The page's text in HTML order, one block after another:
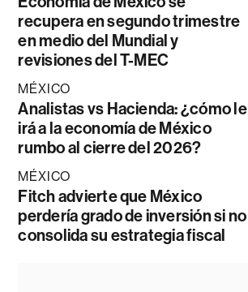
recupera en segundo trimestre
en medio del Mundial y
revisiones del T-MEC
MÉXICO
Analistas vs Hacienda: ¿cómo le
irá a la economía de México
rumbo al cierre del 2026?
MÉXICO
Fitch advierte que México
perdería grado de inversión si no
consolida su estrategia fiscal